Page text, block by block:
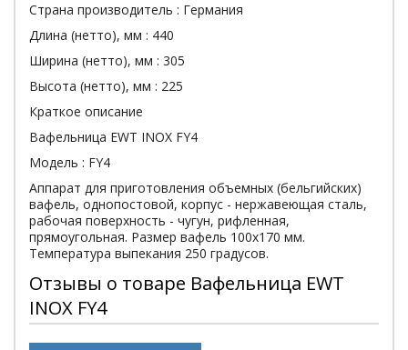
Страна производитель : Германия
Длина (нетто), мм : 440
Ширина (нетто), мм : 305
Высота (нетто), мм : 225
Краткое описание
Вафельница EWT INOX FY4
Модель : FY4
Аппарат для приготовления объемных (бельгийских)
вафель, однопостовой, корпус - нержавеющая сталь,
рабочая поверхность - чугун, рифленная,
прямоугольная. Размер вафель 100х170 мм.
Температура выпекания 250 градусов.
Отзывы о товаре Вафельница EWT
INOX FY4